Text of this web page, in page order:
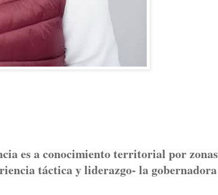
es a conocimiento territorial por zonas
táctica y liderazgo- la gobernadora